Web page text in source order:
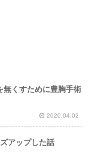
無くすために豊胸手術
2020.04.02
アップした話